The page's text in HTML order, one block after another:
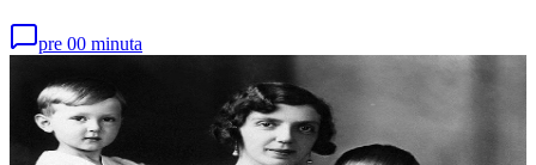
pre 00 minuta